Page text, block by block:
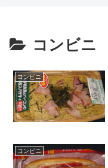
コンビニ
コンビニ
コンビニ